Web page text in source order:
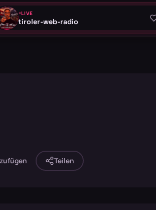
LIVE
tiroler-web-radio
Teilen